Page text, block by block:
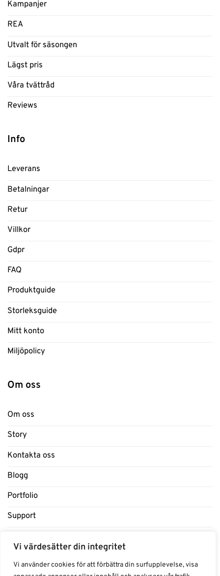
Vi värdesätter din integritet
Vi använder cookies för att förbättra din surfupplevelse, visa
Kampanjer
REA
Utvalt för säsongen
Lägst pris
Våra tvättråd
Reviews
Info
Leverans
Betalningar
Retur
Villkor
Gdpr
FAQ
Produktguide
Storleksguide
Mitt konto
Miljöpolicy
Om oss
Om oss
Story
Kontakta oss
Blogg
Portfolio
Support